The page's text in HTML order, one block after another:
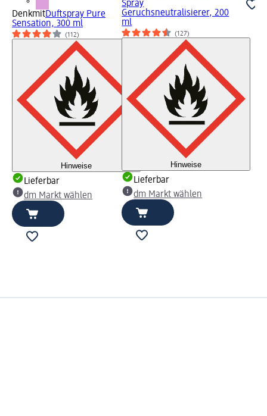
DenkmitDuftspray Pure
Sensation, 300 ml
(112)
Hinweise
Lieferbar
dm Markt wählen
Spray
Geruchsneutralisierer, 200
ml
(127)
Hinweise
Lieferbar
dm Markt wählen